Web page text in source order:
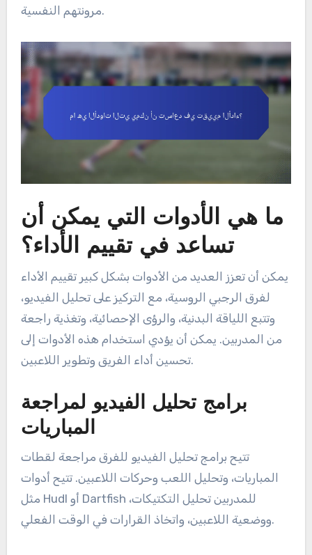
مرونتهم النفسية.
ما هي الأدوات التي يمكن أن
تساعد في تقييم الأداء؟
يمكن أن تعزز العديد من الأدوات بشكل كبير تقييم الأداء
لفرق الرجبي الروسية، مع التركيز على تحليل الفيديو،
وتتبع اللياقة البدنية، والرؤى الإحصائية، وتغذية راجعة
من المدربين. يمكن أن يؤدي استخدام هذه الأدوات إلى
تحسين أداء الفريق وتطوير اللاعبين.
برامج تحليل الفيديو لمراجعة
المباريات
تتيح برامج تحليل الفيديو للفرق مراجعة لقطات
المباريات، وتحليل اللعب وحركات اللاعبين. تتيح أدوات
مثل Hudl أو Dartfish للمدربين تحليل التكتيكات،
ووضعية اللاعبين، واتخاذ القرارات في الوقت الفعلي.